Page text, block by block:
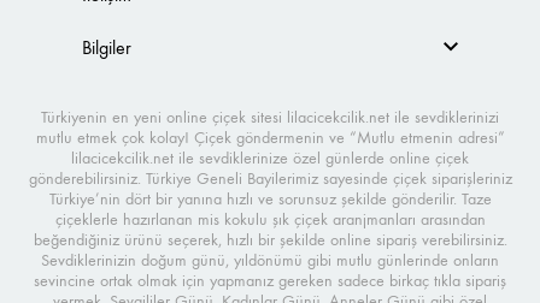
Bilgiler
Türkiyenin en yeni online çiçek sitesi lilacicekcilik.net ile sevdiklerinizi
mutlu etmek çok kolay! Çiçek göndermenin ve “Mutlu etmenin adresi”
lilacicekcilik.net ile sevdiklerinize özel günlerde online çiçek
gönderebilirsiniz. Türkiye Geneli Bayilerimiz sayesinde çiçek siparişleriniz
Türkiye’nin dört bir yanına hızlı ve sorunsuz şekilde gönderilir. Taze
çiçeklerle hazırlanan mis kokulu şık çiçek aranjmanları arasından
beğendiğiniz ürünü seçerek, hızlı bir şekilde online sipariş verebilirsiniz.
Sevdiklerinizin doğum günü, yıldönümü gibi mutlu günlerinde onların
sevincine ortak olmak için yapmanız gereken sadece birkaç tıkla sipariş